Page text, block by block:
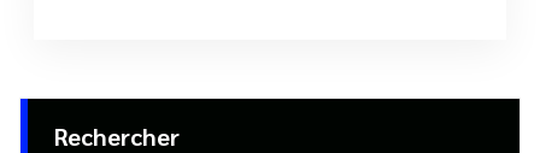
Rechercher